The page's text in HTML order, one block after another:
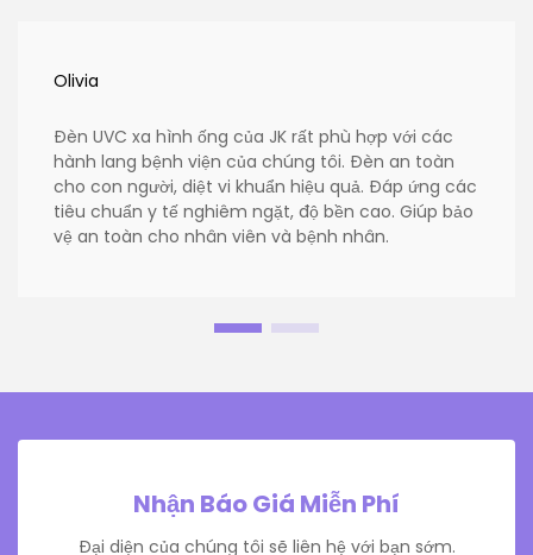
Olivia
Đèn UVC xa hình ống của JK rất phù hợp với các
hành lang bệnh viện của chúng tôi. Đèn an toàn
cho con người, diệt vi khuẩn hiệu quả. Đáp ứng các
tiêu chuẩn y tế nghiêm ngặt, độ bền cao. Giúp bảo
vệ an toàn cho nhân viên và bệnh nhân.
Nhận Báo Giá Miễn Phí
Đại diện của chúng tôi sẽ liên hệ với bạn sớm.